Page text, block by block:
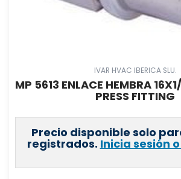
IVAR HVAC IBERICA SLU.
MP 5613 ENLACE HEMBRA
PRESS FITTING
Precio disponible solo
registrados. Inicia sesión